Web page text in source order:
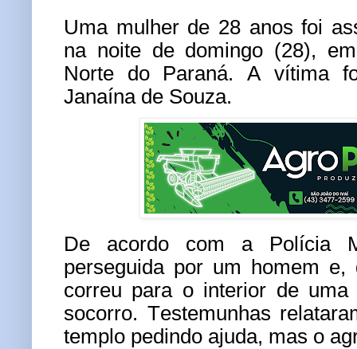
Uma mulher de 28 anos foi
na noite de domingo (28),
Norte do Paraná. A vítima
Janaína de Souza.
De acordo com a Polícia
perseguida por um homem e,
correu para o interior de
socorro. Testemunhas
templo pedindo ajuda, mas o